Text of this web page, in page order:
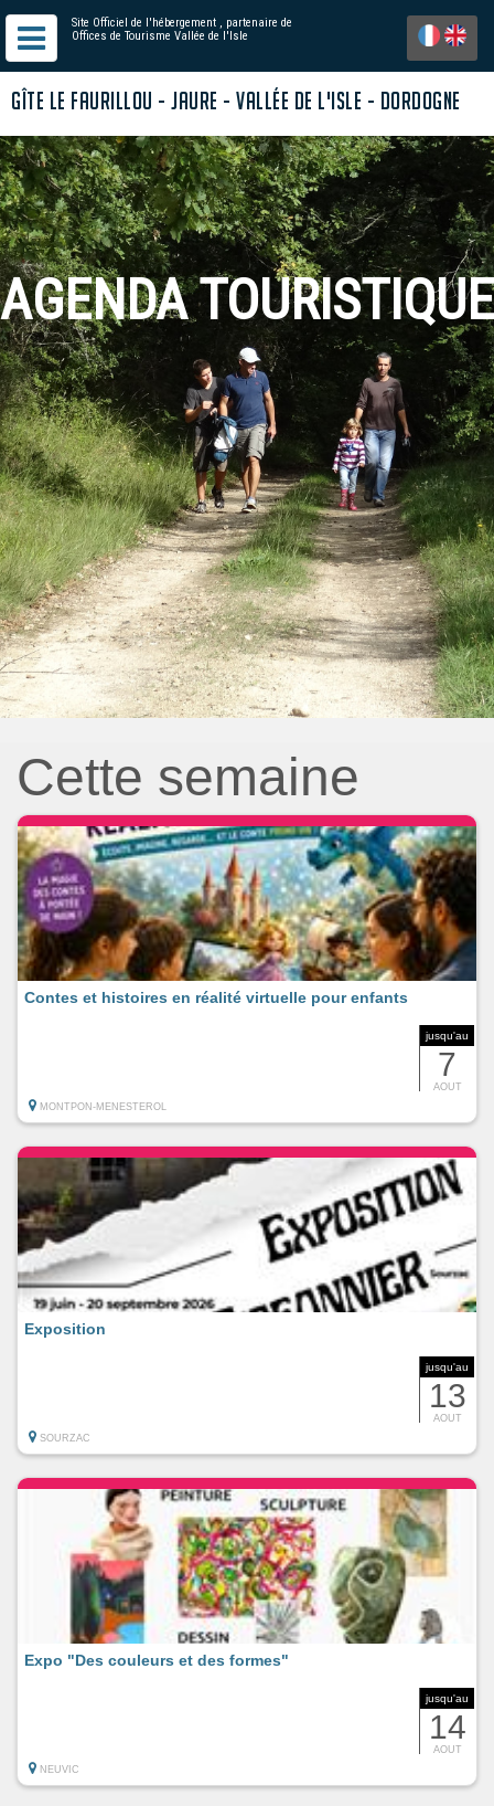
Site Officiel de l'hébergement , partenaire de
Offices de Tourisme Vallée de l'Isle
GÎTE LE FAURILLOU - JAURE - VALLÉE DE L'ISLE - DORDOGNE
AGENDA TOURISTIQUE
Cette semaine
jusqu'au
7
AOUT
Contes et histoires en réalité virtuelle pour enfants
MONTPON-MENESTEROL
jusqu'au
13
AOUT
Exposition
SOURZAC
jusqu'au
14
AOUT
Expo "Des couleurs et des formes"
NEUVIC